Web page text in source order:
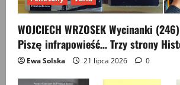
WOJCIECH WRZOSEK Wycinanki (246)
Piszę infrapowieść… Trzy strony
Ewa Solska 21 lipca 2026 0